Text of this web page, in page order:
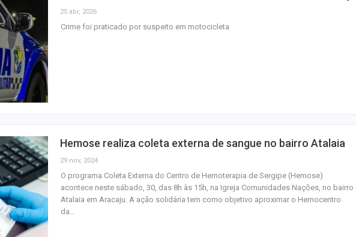
25 abr, 2026
Crime foi praticado por suspeito em motocicleta
Hemose realiza coleta externa de sangue no bairro Atalaia
29 nov, 2024
O programa Coleta Externa do Centro de Hemoterapia de Sergipe (Hemose)
acontece neste sábado, 30, das 8h às 15h, na Igreja Comunidades Nações, no bairro
Atalaia em Aracaju. A ação solidária tem como objetivo aproximar o Hemocentro
da…